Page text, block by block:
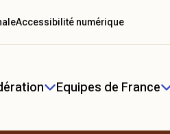
Equipes de France
Accessibilité numérique